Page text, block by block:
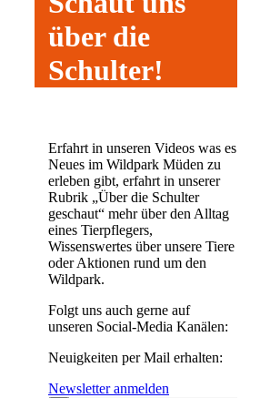
über die
Schulter!
Erfahrt in unseren Videos was es
Neues im Wildpark Müden zu
erleben gibt, erfahrt in unserer
Rubrik „Über die Schulter
geschaut“ mehr über den Alltag
eines Tierpflegers,
Wissenswertes über unsere Tiere
oder Aktionen rund um den
Wildpark.
Folgt uns auch gerne auf
unseren Social-Media Kanälen:
Neuigkeiten per Mail erhalten:
Newsletter anmelden